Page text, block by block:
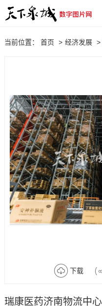
当前位置： 首页 > 经济发展 >
下载
瑞康医药济南物流中心